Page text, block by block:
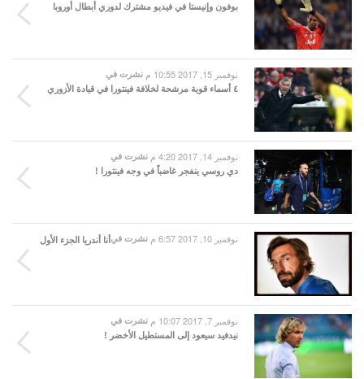
بوفون وإنيستا في فيديو مشترك لدوري أبطال أوروبا
نشرت في نوفمبر 15, 2017 10:55 م
٤ أسماء قوية مرشحة لخلافة فينتورا في قيادة الأزوري
نشرت في نوفمبر 14, 2017 4:20 م
دي روسي ينفجر غاضباً في وجه فينتورا !
نشرت في نوفمبر 10, 2017 6:57 م أنا أندريا الجزء الأول
نشرت في نوفمبر 7, 2017 10:07 م
نيدفيد سيعود إلى المستطيل الأخضر !